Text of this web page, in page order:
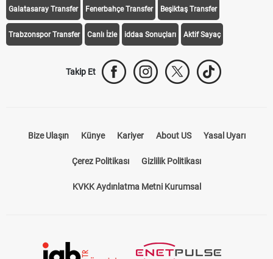
Galatasaray Transfer Fenerbahçe Transfer Beşiktaş Transfer
Trabzonspor Transfer Canlı İzle iddaa Sonuçları Aktif Sayaç
Takip Et
Bize Ulaşın Künye Kariyer About US Yasal Uyarı
Çerez Politikası Gizlilik Politikası
KVKK Aydınlatma Metni Kurumsal